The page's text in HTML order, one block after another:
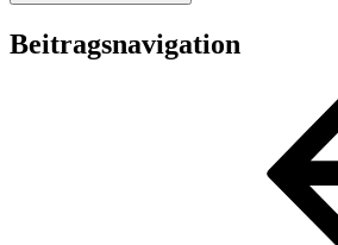
Beitragsnavigation